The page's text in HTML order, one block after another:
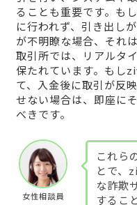
ることも重要です。も
に行われず、引き出し
が不明瞭な場合、それ
取引所では、リアルタ
保たれています。も
て、入金後に取引が反
せない場合は、即座に
べきです。
女性相談員
これら
とで、
な詐欺
するこ